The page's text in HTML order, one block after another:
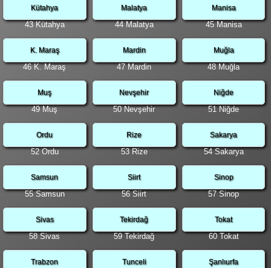
Kütahya
43 Kütahya
Malatya
44 Malatya
Manisa
45 Manisa
K. Maraş
46 K. Maraş
Mardin
47 Mardin
Muğla
48 Muğla
Muş
49 Muş
Nevşehir
50 Nevşehir
Niğde
51 Niğde
Ordu
52 Ordu
Rize
53 Rize
Sakarya
54 Sakarya
Samsun
55 Samsun
Siirt
56 Siirt
Sinop
57 Sinop
Sivas
58 Sivas
Tekirdağ
59 Tekirdağ
Tokat
60 Tokat
Trabzon Tunceli Şanlıurfa